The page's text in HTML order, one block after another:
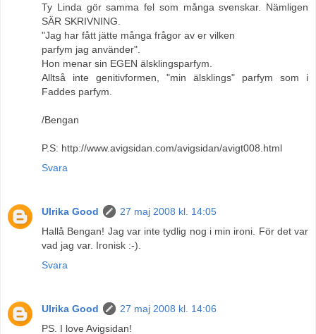
Ty Linda gör samma fel som många svenskar. Nämligen
SÄR SKRIVNING.
"Jag har fått jätte många frågor av er vilken
parfym jag använder".
Hon menar sin EGEN älsklingsparfym.
Alltså inte genitivformen, "min älsklings" parfym som i
Faddes parfym.
/Bengan
P.S: http://www.avigsidan.com/avigsidan/avigt008.html
Svara
Ulrika Good
27 maj 2008 kl. 14:05
Hallå Bengan! Jag var inte tydlig nog i min ironi. För det var
vad jag var. Ironisk :-).
Svara
Ulrika Good
27 maj 2008 kl. 14:06
PS. I love Avigsidan!